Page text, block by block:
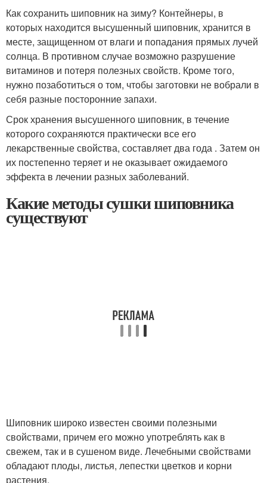
Как сохранить шиповник на зиму? Контейнеры, в
которых находится высушенный шиповник, хранится в
месте, защищенном от влаги и попадания прямых лучей
солнца. В противном случае возможно разрушение
витаминов и потеря полезных свойств. Кроме того,
нужно позаботиться о том, чтобы заготовки не вобрали в
себя разные посторонние запахи.
Срок хранения высушенного шиповник, в течение
которого сохраняются практически все его
лекарственные свойства, составляет два года . Затем он
их постепенно теряет и не оказывает ожидаемого
эффекта в лечении разных заболеваний.
Какие методы сушки шиповника
существуют
Шиповник широко известен своими полезными
свойствами, причем его можно употреблять как в
свежем, так и в сушеном виде. Лечебными свойствами
обладают плоды, листья, лепестки цветков и корни
растения.